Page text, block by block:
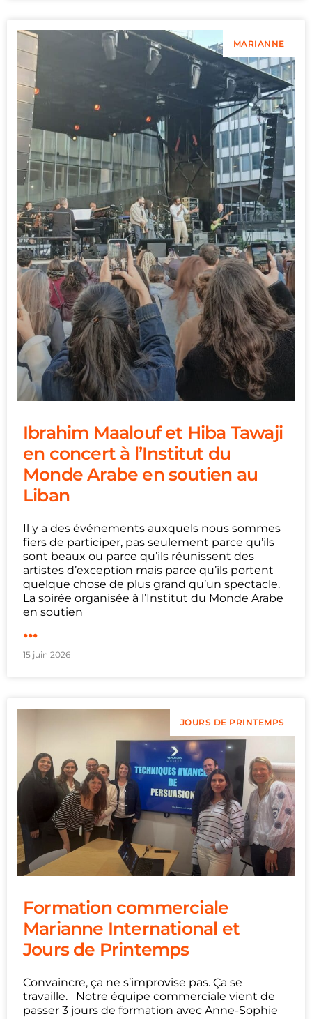
MARIANNE
Ibrahim Maalouf et Hiba Tawaji
en concert à l’Institut du
Monde Arabe en soutien au
Liban
Il y a des événements auxquels nous sommes
fiers de participer, pas seulement parce qu’ils
sont beaux ou parce qu’ils réunissent des
artistes d’exception mais parce qu’ils portent
quelque chose de plus grand qu’un spectacle.
La soirée organisée à l’Institut du Monde Arabe
en soutien
...
15 juin 2026
JOURS DE PRINTEMPS
Formation commerciale
Marianne International et
Jours de Printemps
Convaincre, ça ne s’improvise pas. Ça se
travaille. Notre équipe commerciale vient de
passer 3 jours de formation avec Anne-Sophie